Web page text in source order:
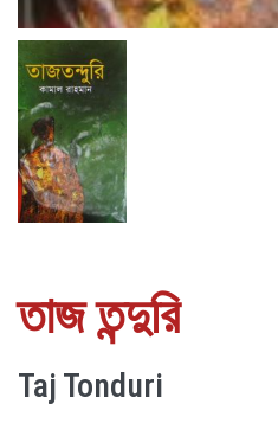
তাজ তন্দুরি
Taj Tonduri